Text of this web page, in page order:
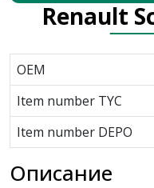
Renault
OEM
Item number TYC
Item number DEPO
Описание